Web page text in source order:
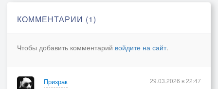
КОММЕНТАРИИ (1)
Чтобы добавить комментарий войдите на сайт.
Призрак
29.03.2026 в 22:47